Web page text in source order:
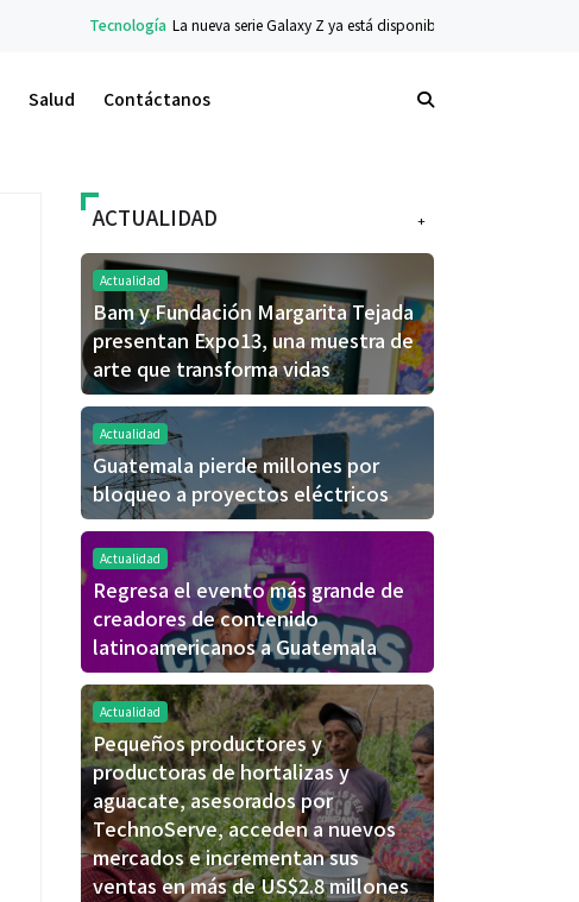
La nueva serie Galaxy Z ya está disponible en preventa: descubre el siguiente nivel
Salud Contáctanos
+
ACTUALIDAD
Actualidad
Bam y Fundación Margarita Tejada
presentan Expo13, una muestra de
arte que transforma vidas
Actualidad
Guatemala pierde millones por
bloqueo a proyectos eléctricos
Actualidad
Regresa el evento más grande de
creadores de contenido
latinoamericanos a Guatemala
Actualidad
Pequeños productores y
productoras de hortalizas y
aguacate, asesorados por
TechnoServe, acceden a nuevos
mercados e incrementan sus
ventas en más de US$2.8 millones